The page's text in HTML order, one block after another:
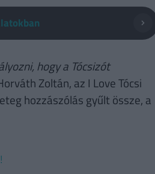
hogy a Tócsizót
Zoltán, az I Love Tócsi
hozzászólás gyűlt össze, a